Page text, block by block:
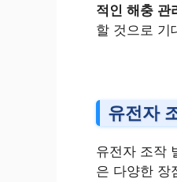
적인 해충 관
할 것으로 기
유전자
유전자 조작
은 다양한 장